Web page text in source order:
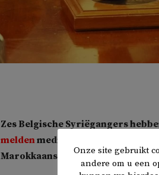
Zes Belgische Syriëgangers
meldenmedia in België. Behalve
Marokkaanse nationaliteit.
Onze site gebruikt
andere om u een